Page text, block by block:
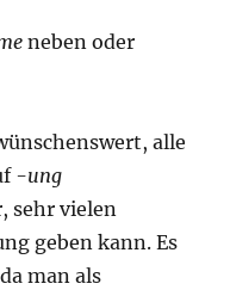
neben oder
alle
-ung
sehr vielen
geben kann. Es
man als